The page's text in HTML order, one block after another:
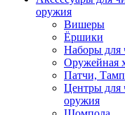
оружия
Вишеры
Ёршики
Наборы для
Оружейная
Патчи,
Центры для
оружия